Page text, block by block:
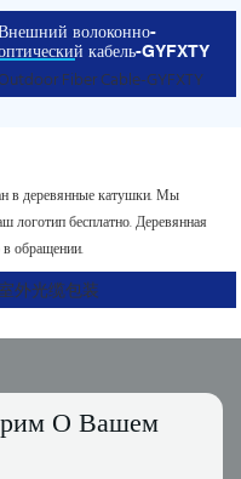
волоконно-
кабель-GYFXTY
в деревянные катушки. Мы
логотип бесплатно. Деревянная
в обращении.
О Вашем